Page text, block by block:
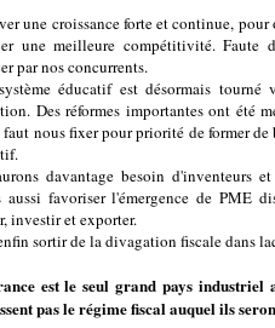
une croissance forte et continue,
une meilleure compétitivité. Faute
par nos concurrents.
éducatif est désormais
Des réformes importantes ont été
nous fixer pour priorité de former
davantage besoin d'inventeurs
aussi favoriser l'émergence de PME
investir et exporter.
sortir de la divagation fiscale dans
est le seul grand pays industriel
pas le régime fiscal auquel ils